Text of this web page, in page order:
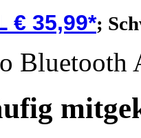
€ 35,99*;
Bluetooth